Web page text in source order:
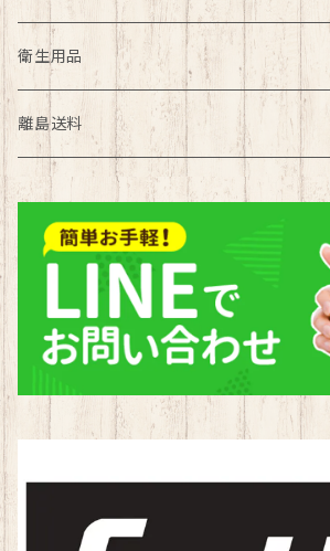
バスケ部
陸上部
野球部
ソフトボール部
ハンドボール部
水泳部
バドミントン
サッカー
バスケ
陸上
野球
ソフトボール
バレーボール
ソフトテニス
バドミントン
サッカー
バスケ
陸上
ハンドボール
野球
バスケットボール
サッカー
バレーボール
水泳
ラグビー
衛生用品
マスク
タオル
離島送料